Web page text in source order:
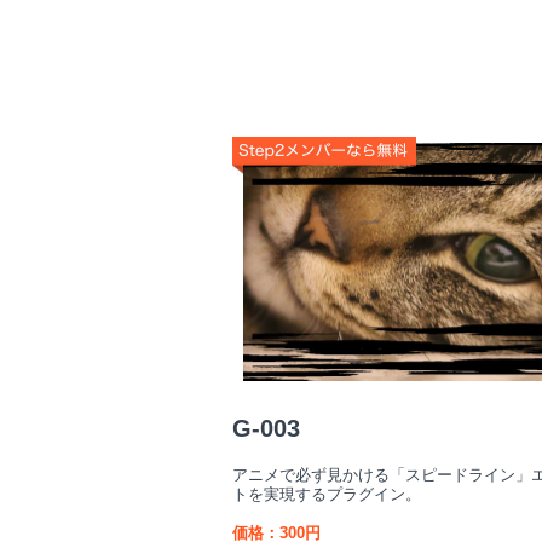
G-003
アニメで必ず見かける「スピードライン」
トを実現するプラグイン。
価格：300円